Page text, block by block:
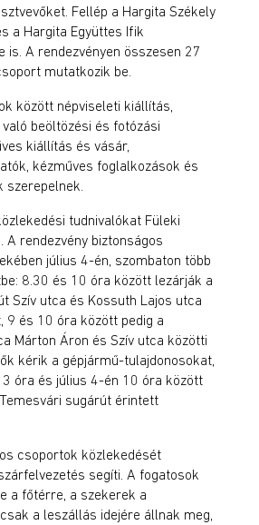
Fellép a Hargita Székely
a Hargita Együttes Ifik
is. A rendezvényen összesen 27
mutatkozik be.
között népviseleti kiállítás,
beöltözési és fotózási
kiállítás és vásár,
kézműves foglalkozások és
szerepelnek.
tudnivalókat Füleki
rendezvény biztonságos
július 4-én, szombaton több
8.30 és 10 óra között lezárják a
Szív utca és Kossuth Lajos utca
9 és 10 óra között pedig a
Márton Áron és Szív utca közötti
kérik a gépjármű-tulajdonosokat,
óra és július 4-én 10 óra között
sugárút érintett
csoportok közlekedését
segíti. A fogatosok
a főtérre, a szekerek a
a leszállás idejére állnak meg,